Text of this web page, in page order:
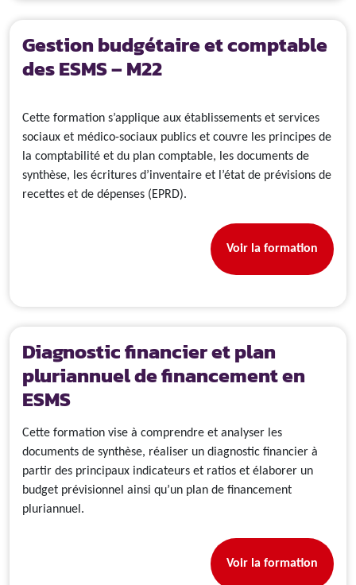
Gestion budgétaire et comptable
des ESMS – M22
Cette formation s’applique aux établissements et services
sociaux et médico-sociaux publics et couvre les principes de
la comptabilité et du plan comptable, les documents de
synthèse, les écritures d’inventaire et l’état de prévisions de
recettes et de dépenses (EPRD).
Voir la formation
Diagnostic financier et plan
pluriannuel de financement en
ESMS
Cette formation vise à comprendre et analyser les
documents de synthèse, réaliser un diagnostic financier à
partir des principaux indicateurs et ratios et élaborer un
budget prévisionnel ainsi qu’un plan de financement
pluriannuel.
Voir la formation